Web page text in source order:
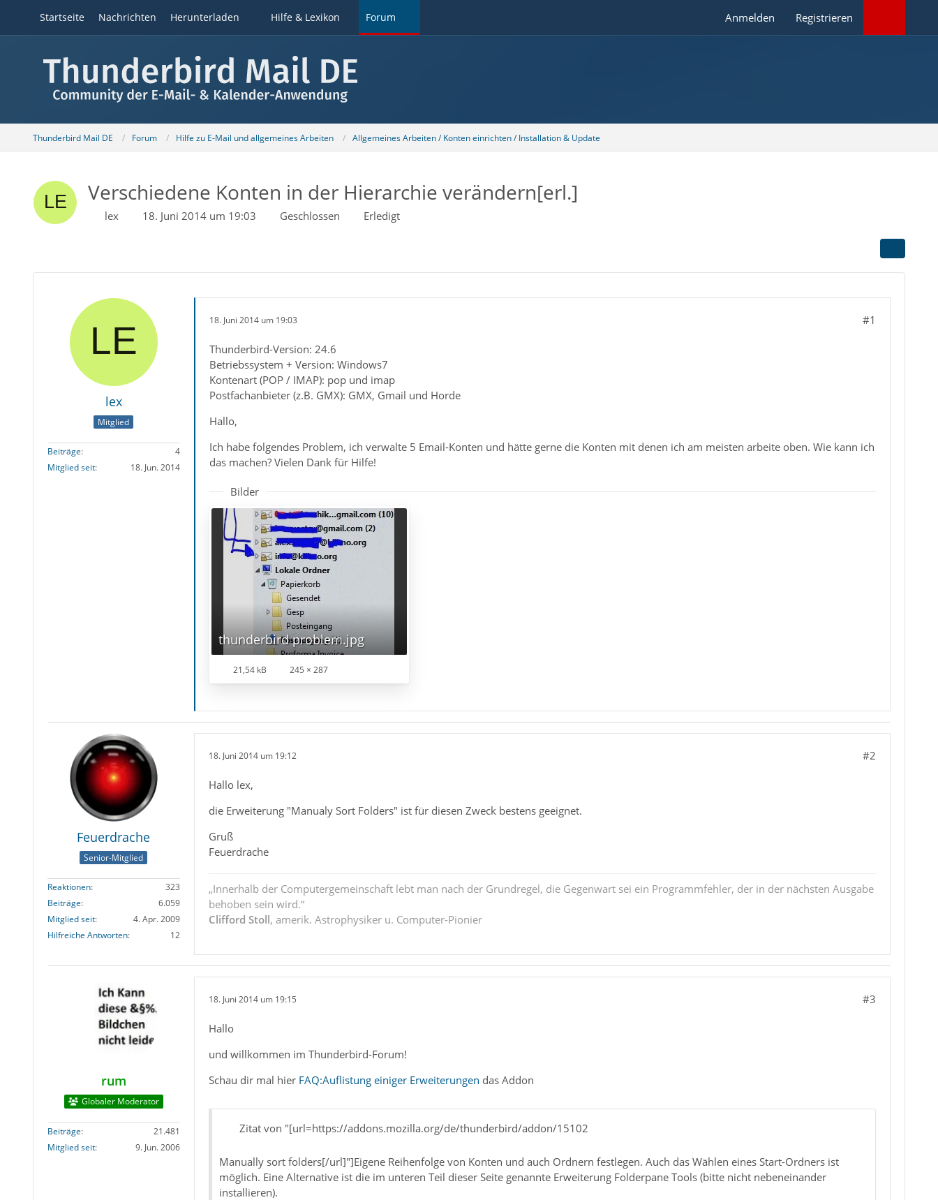
Startseite Nachrichten Herunterladen Hilfe & Lexikon Forum Anmelden Registrieren
Thunderbird Mail DE Forum Hilfe zu E-Mail und allgemeines Arbeiten Allgemeines Arbeiten / Konten einrichten / Installation & Update
Verschiedene Konten in der Hierarchie verändern[erl.]
lex 18. Juni 2014 um 19:03 Geschlossen Erledigt
lex
Mitglied
Beiträge
4
Mitglied seit
18. Jun. 2014
18. Juni 2014 um 19:03 #1
Thunderbird-Version: 24.6
Betriebssystem + Version: Windows7
Kontenart (POP / IMAP): pop und imap
Postfachanbieter (z.B. GMX): GMX, Gmail und Horde
Hallo,
Ich habe folgendes Problem, ich verwalte 5 Email-Konten und hätte gerne die Konten mit denen ich am meisten arbeite oben. Wie kann ich
das machen? Vielen Dank für Hilfe!
Bilder
thunderbird problem.jpg
21,54 kB 245 × 287
Feuerdrache
Senior-Mitglied
Reaktionen
323
Beiträge
6.059
Mitglied seit
4. Apr. 2009
Hilfreiche Antworten
12
18. Juni 2014 um 19:12 #2
Hallo lex,
die Erweiterung "Manualy Sort Folders" ist für diesen Zweck bestens geeignet.
Gruß
Feuerdrache
„Innerhalb der Computergemeinschaft lebt man nach der Grundregel, die Gegenwart sei ein Programmfehler, der in der nächsten Ausgabe
behoben sein wird.“
Clifford Stoll, amerik. Astrophysiker u. Computer-Pionier
rum
Globaler Moderator
Beiträge
21.481
Mitglied seit
9. Jun. 2006
18. Juni 2014 um 19:15 #3
Hallo
und willkommen im Thunderbird-Forum!
Schau dir mal hier FAQ:Auflistung einiger Erweiterungen das Addon
Zitat von "[url=https://addons.mozilla.org/de/thunderbird/addon/15102
Manually sort folders[/url]"]Eigene Reihenfolge von Konten und auch Ordnern festlegen. Auch das Wählen eines Start-Ordners ist
möglich. Eine Alternative ist die im unteren Teil dieser Seite genannte Erweiterung Folderpane Tools (bitte nicht nebeneinander
installieren).